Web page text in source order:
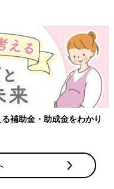
の感染症対策、知っておい